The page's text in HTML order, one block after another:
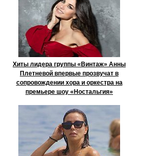
Хиты лидера группы «Винтаж» Анны
Плетневой впервые прозвучат в
сопровождении хора и оркестра на
премьере шоу «Ностальгия»